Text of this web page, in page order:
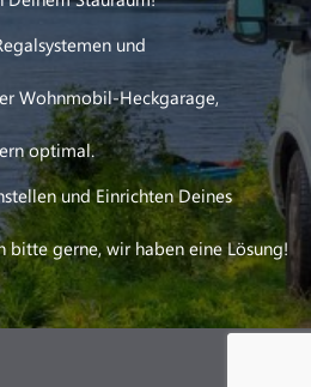
und
Wohnmobil-Heckgarage,
optimal.
und Einrichten Deines
bitte gerne, wir haben eine Lösung!